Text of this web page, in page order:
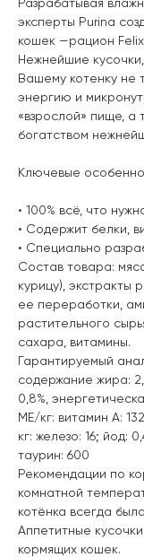
эксперты Purina
кошек —рацион Felix
Нежнейшие
Вашему котенку не
энергию и
«взрослой» пище, а
богатством
Ключевые
• 100% всё, что
• Содержит белки,
• Специально
Состав товара:
курицу), экстракты
ее переработки,
растительного
сахара, витамины.
Гарантируемый
содержание жира:
0,8%,
МЕ/кг: витамин А:
кг: железо: 16; йод:
таурин: 600
Рекомендации по
комнатной
котёнка всегда
Аппетитные
кормящих кошек.